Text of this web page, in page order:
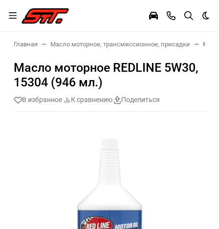
Главная Масло моторное, трансмиссионное, присадки
Масло моторное REDLINE 5W30,
15304 (946 мл.)
В избранное К сравнению Поделиться